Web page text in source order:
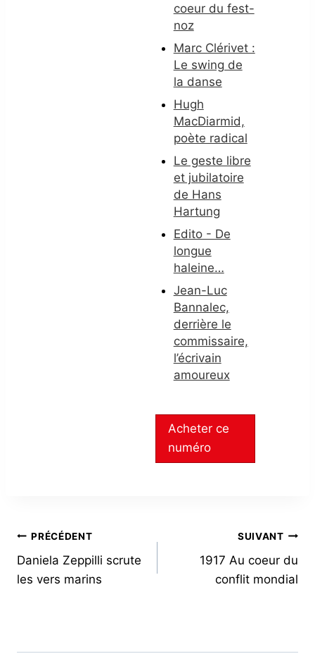
coeur du fest-
noz
Marc Clérivet :
Le swing de
la danse
Hugh
MacDiarmid,
poète radical
Le geste libre
et jubilatoire
de Hans
Hartung
Edito - De
longue
haleine…
Jean-Luc
Bannalec,
derrière le
commissaire,
l’écrivain
amoureux
Acheter ce
numéro
NAVIGATION
DE
PRÉCÉDENT
Daniela Zeppilli scrute
les vers marins
SUIVANT
1917 Au coeur du
conflit mondial